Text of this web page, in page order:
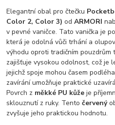
Elegantní obal pro čtečku
Color 2, Color 3)odARMORI
v pevné vaničce. Tato vanička je
která je odolná vůči trhání a
výhodu oproti tradičním pouzdrům
zajišťuje vysokou odolnost, což je
jejichž spoje mohou časem
zavírání umožňuje praktické
Povrch z měkké PU kůže je
sklouznutí z ruky. Tentočervený
zvyšuje jeho praktickou hodnotu.